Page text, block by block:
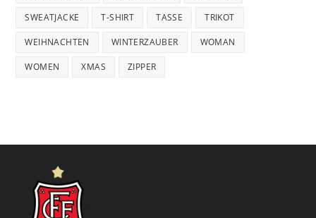
SWEATJACKE T-SHIRT TASSE TRIKOT
WEIHNACHTEN WINTERZAUBER WOMAN
WOMEN XMAS ZIPPER